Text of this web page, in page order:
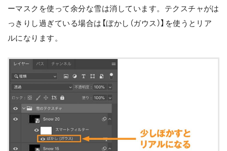
ーマスクを使って余分な雪は消しています。テクスチャがは
っきりし過ぎている場合は【ぼかし（ガウス）】を使うとリア
ルになります。